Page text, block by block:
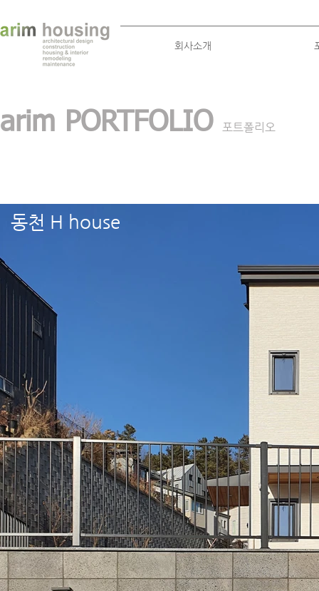
회사소개
arim PORTFOLIO 포트폴리오
동천 H house